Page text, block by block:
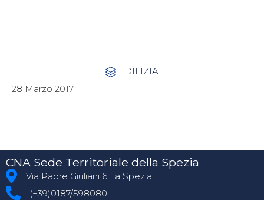
 Category
EDILIZIA
28 Marzo 2017
CNA Sede Territoriale della Spezia
Via Padre Giuliani 6 La Spezia
(+39)0187/598080